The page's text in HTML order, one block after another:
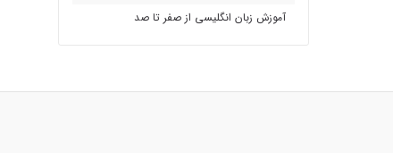
آموزش زبان انگلیسی از صفر تا صد